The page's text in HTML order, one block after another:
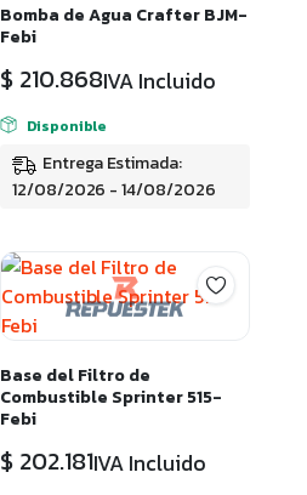
Bomba de Agua Crafter BJM-
Febi
$210.868IVA Incluido
Disponible
Entrega Estimada:
12/08/2026 - 14/08/2026
Base del Filtro de
Combustible Sprinter 515-
Febi
$202.181IVA Incluido